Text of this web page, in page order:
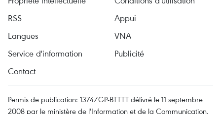
RSS
Appui
Langues
VNA
Service d'information
Publicité
Contact
Permis de publication: 1374/GP-BTTTT délivré le 11 septembre
2008 par le ministère de l'Information et de la Communication.